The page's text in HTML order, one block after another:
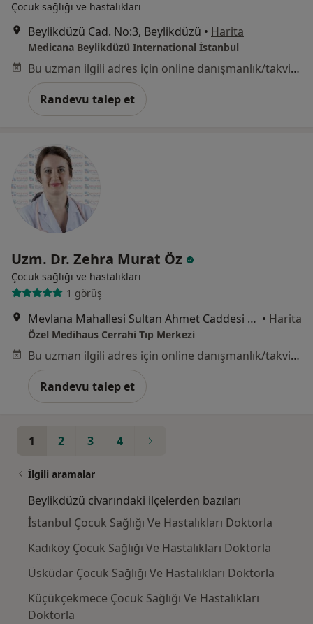
Çocuk sağlığı ve hastalıkları
Beylikdüzü Cad. No:3, Beylikdüzü • Harita
Medicana Beylikdüzü International İstanbul
Bu uzman ilgili adres için online danışmanlık/takvim sunmuyor.
Randevu talep et
Uzm. Dr. Zehra Murat Öz
Çocuk sağlığı ve hastalıkları
1 görüş
Mevlana Mahallesi Sultan Ahmet Caddesi No:9, Esenyurt • Harita
Özel Medihaus Cerrahi Tıp Merkezi
Bu uzman ilgili adres için online danışmanlık/takvim sunmuyor.
Randevu talep et
1 2 3 4
İlgili aramalar
Beylikdüzü civarındaki ilçelerden bazıları
İstanbul Çocuk Sağlığı Ve Hastalıkları Doktorla
Kadıköy Çocuk Sağlığı Ve Hastalıkları Doktorla
Üsküdar Çocuk Sağlığı Ve Hastalıkları Doktorla
Küçükçekmece Çocuk Sağlığı Ve Hastalıkları
Doktorla